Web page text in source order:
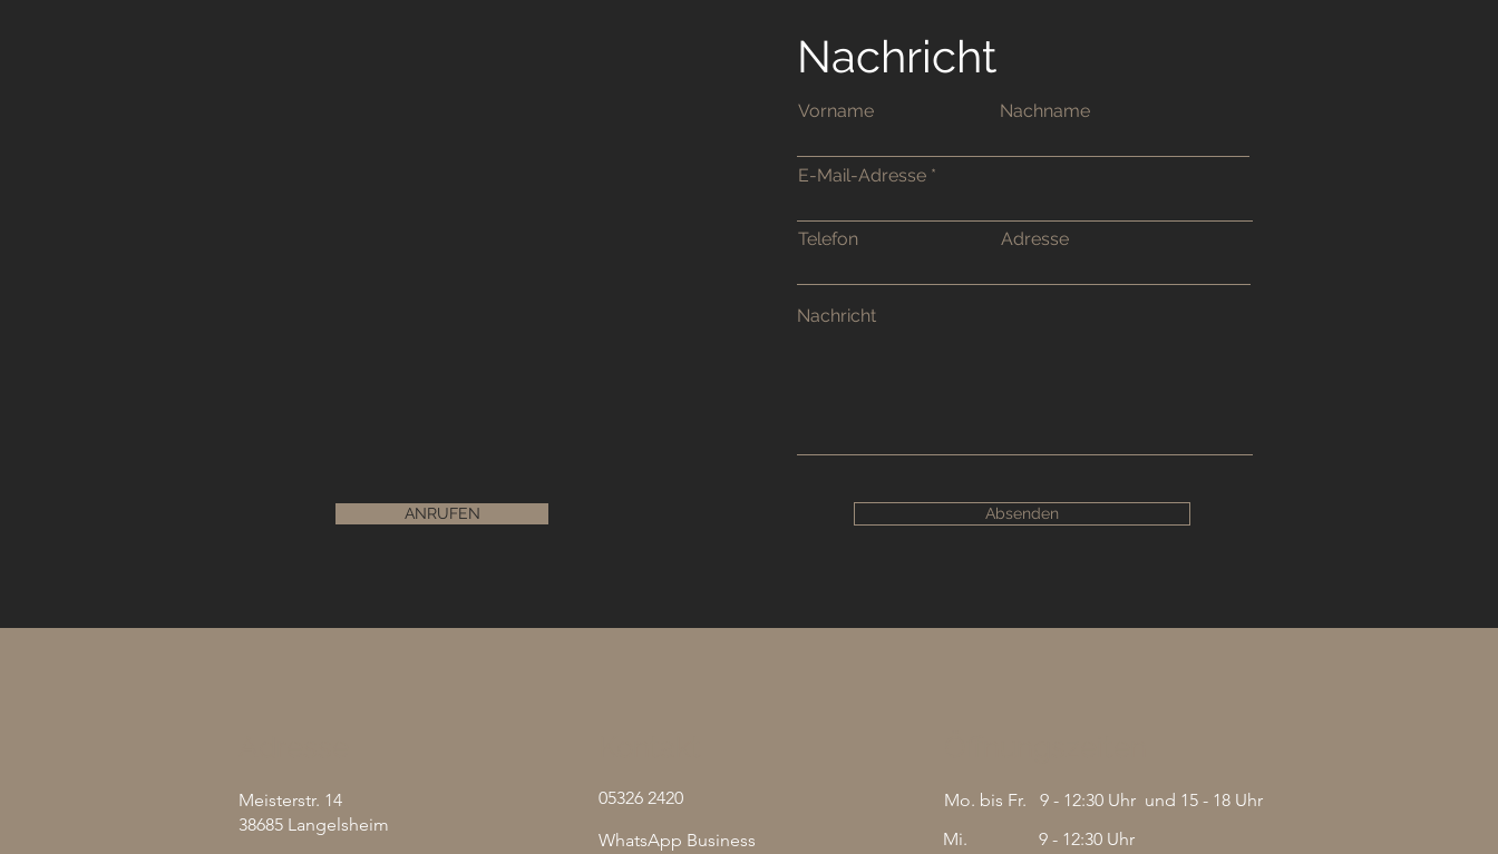
ANRUFEN
Nachricht
Vorname Nachname
E-Mail-Adresse
Telefon Adresse
Absenden
Meisterstr. 14
38685 Langelsheim
05326 2420
WhatsApp Business
Mo. bis Fr.
9 - 12:30 Uhr und 15 - 18 Uhr
Mi.
9 - 12:30 Uhr